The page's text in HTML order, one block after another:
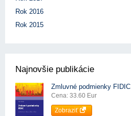
Rok 2016
Rok 2015
Najnovšie publikácie
Zmluvné podmienky FIDIC
Cena: 33.60 Eur
Zobraziť